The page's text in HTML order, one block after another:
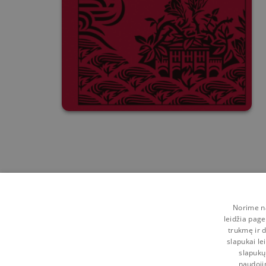
Norime
leidžia
trukmę ir
slapukai